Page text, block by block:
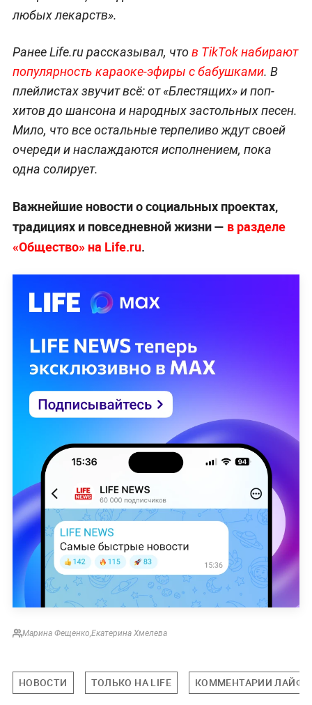
любых лекарств».
Ранее Life.ru рассказывал, чтов TikTok набирают
популярность караоке-эфиры с бабушками. В
плейлистах звучит всё: от «Блестящих» и поп-
хитов до шансона и народных застольных песен.
Мило, что все остальные терпеливо ждут своей
очереди и наслаждаются исполнением, пока
одна солирует.
Важнейшие новости о социальных проектах,
традициях и повседневной жизни — в разделе
«Общество» на Life.ru.
Марина Фещенко Екатерина Хмелева
НОВОСТИ ТОЛЬКО НА LIFE КОММЕНТАРИИ ЛАЙФУ